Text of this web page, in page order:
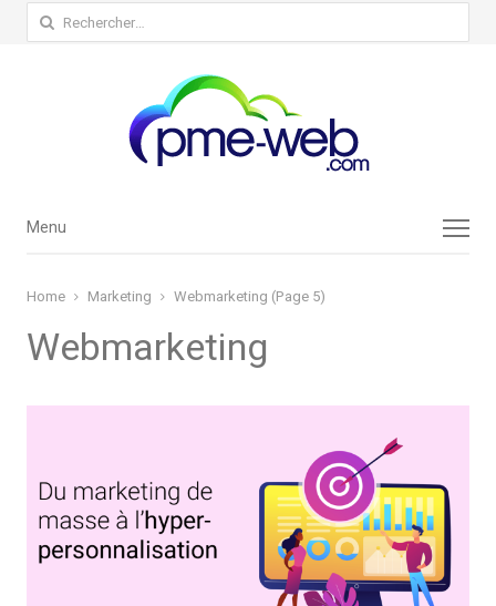
Rechercher :
Menu
Menu
Home Marketing Webmarketing (Page 5)
Webmarketing